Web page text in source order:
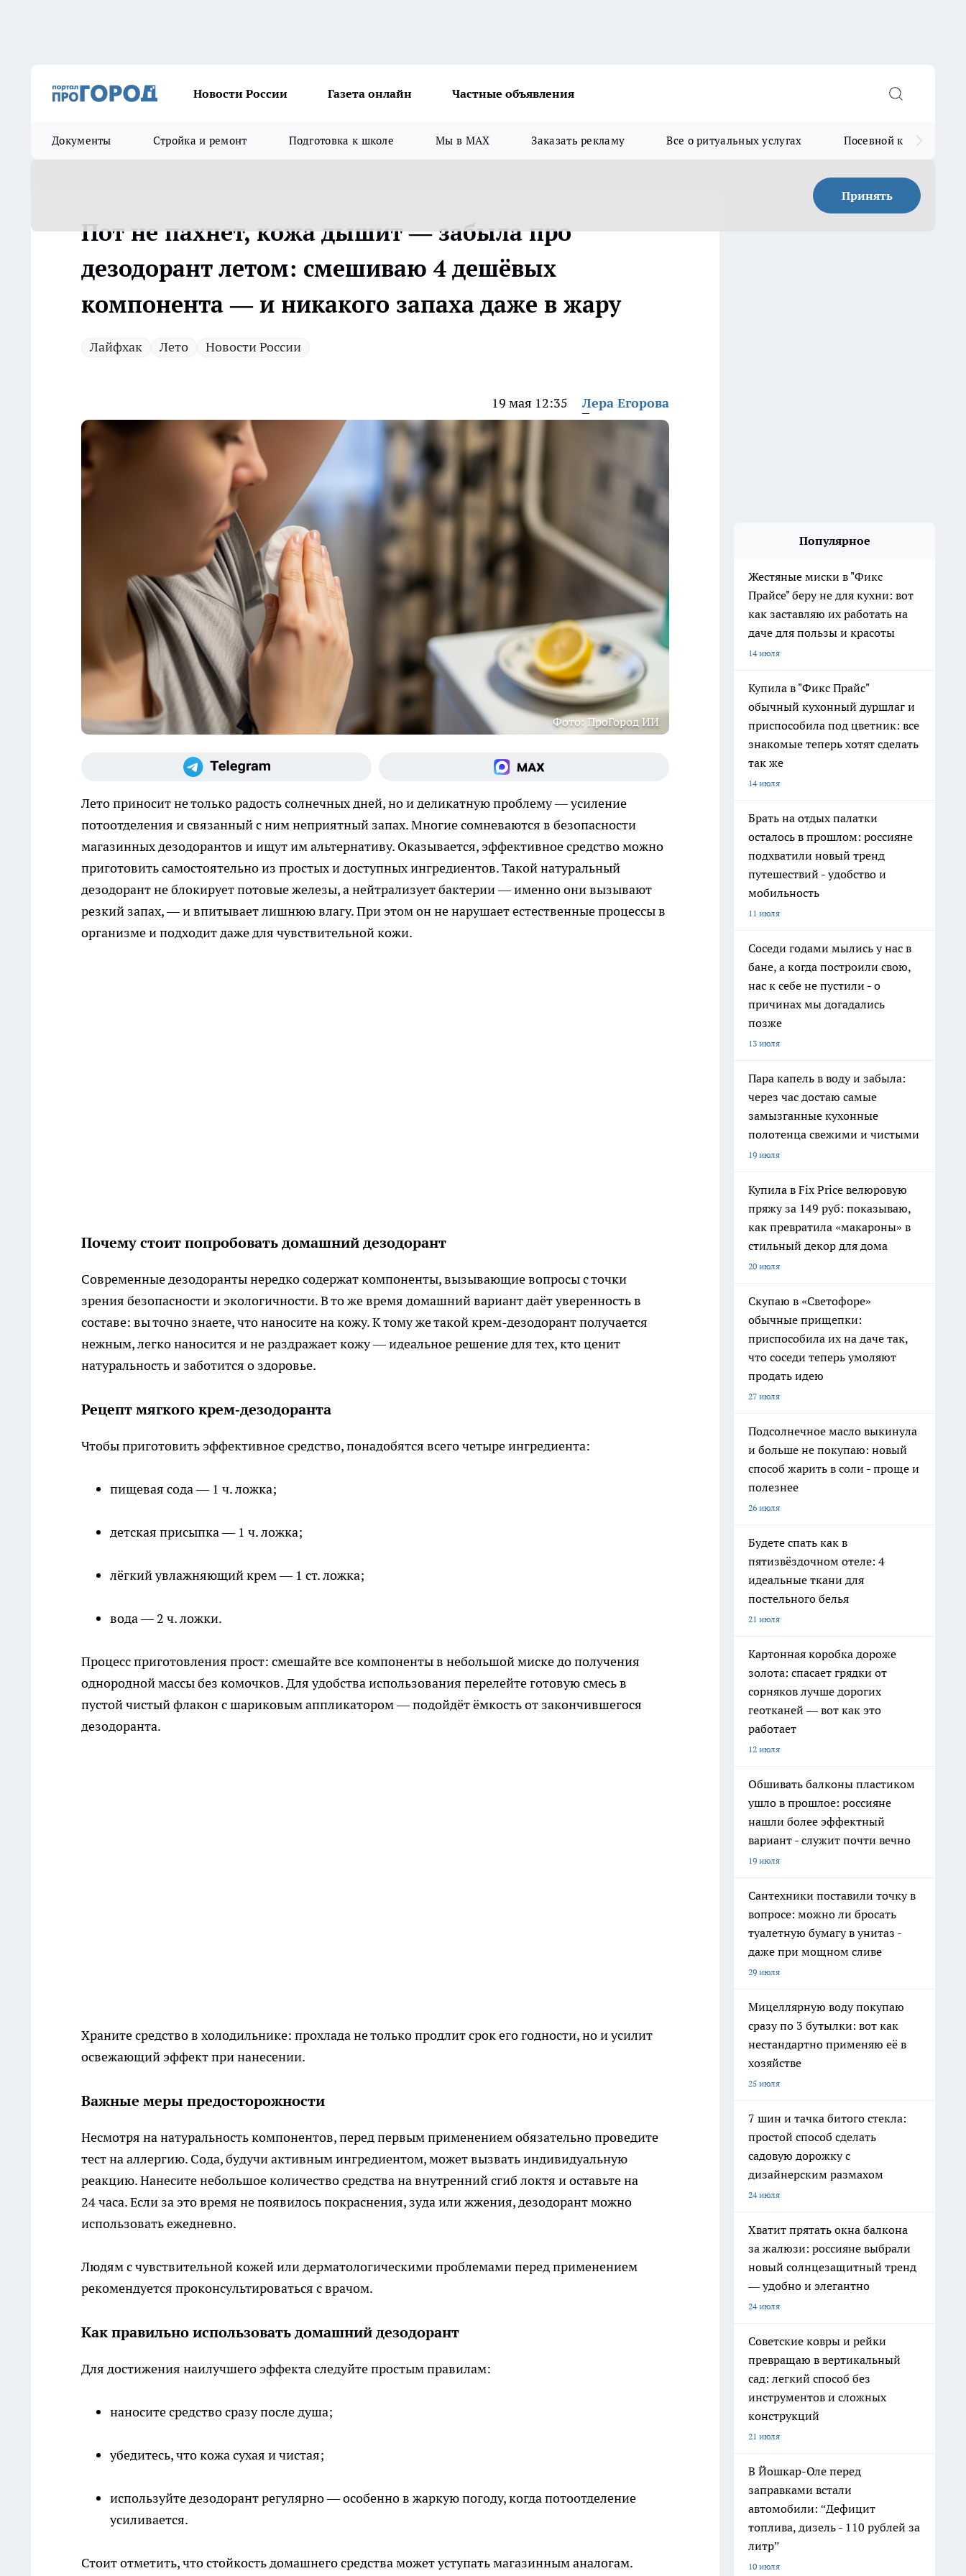
Новости России Газета онлайн Частные объявления
Документы Стройка и ремонт Подготовка к школе Мы в MAX Заказать рекламу Все о ритуальных услугах Посевной календарь
Принять
Пот не пахнет, кожа дышит — забыла про
дезодорант летом: смешиваю 4 дешёвых
компонента — и никакого запаха даже в жару
Лайфхак Лето Новости России
19 мая 12:35 Лера Егорова
Фото: ПроГород ИИ
Лето приносит не только радость солнечных дней, но и деликатную проблему — усиление
потоотделения и связанный с ним неприятный запах. Многие сомневаются в безопасности
магазинных дезодорантов и ищут им альтернативу. Оказывается, эффективное средство можно
приготовить самостоятельно из простых и доступных ингредиентов. Такой натуральный
дезодорант не блокирует потовые железы, а нейтрализует бактерии — именно они вызывают
резкий запах, — и впитывает лишнюю влагу. При этом он не нарушает естественные процессы в
организме и подходит даже для чувствительной кожи.
Почему стоит попробовать домашний дезодорант
Современные дезодоранты нередко содержат компоненты, вызывающие вопросы с точки
зрения безопасности и экологичности. В то же время домашний вариант даёт уверенность в
составе: вы точно знаете, что наносите на кожу. К тому же такой крем-дезодорант получается
нежным, легко наносится и не раздражает кожу — идеальное решение для тех, кто ценит
натуральность и заботится о здоровье.
Рецепт мягкого крем‑дезодоранта
Чтобы приготовить эффективное средство, понадобятся всего четыре ингредиента:
пищевая сода — 1 ч. ложка;
детская присыпка — 1 ч. ложка;
лёгкий увлажняющий крем — 1 ст. ложка;
вода — 2 ч. ложки.
Процесс приготовления прост: смешайте все компоненты в небольшой миске до получения
однородной массы без комочков. Для удобства использования перелейте готовую смесь в
пустой чистый флакон с шариковым аппликатором — подойдёт ёмкость от закончившегося
дезодоранта.
Храните средство в холодильнике: прохлада не только продлит срок его годности, но и усилит
освежающий эффект при нанесении.
Важные меры предосторожности
Несмотря на натуральность компонентов, перед первым применением обязательно проведите
тест на аллергию. Сода, будучи активным ингредиентом, может вызвать индивидуальную
реакцию. Нанесите небольшое количество средства на внутренний сгиб локтя и оставьте на
24 часа. Если за это время не появилось покраснения, зуда или жжения, дезодорант можно
использовать ежедневно.
Людям с чувствительной кожей или дерматологическими проблемами перед применением
рекомендуется проконсультироваться с врачом.
Как правильно использовать домашний дезодорант
Для достижения наилучшего эффекта следуйте простым правилам:
наносите средство сразу после душа;
убедитесь, что кожа сухая и чистая;
используйте дезодорант регулярно — особенно в жаркую погоду, когда потоотделение
усиливается.
Стоит отметить, что стойкость домашнего средства может уступать магазинным аналогам.
Популярное
Жестяные миски в "Фикс
Прайсе" беру не для кухни: вот
как заставляю их работать на
даче для пользы и красоты
14 июля
Купила в "Фикс Прайс"
обычный кухонный дуршлаг и
приспособила под цветник: все
знакомые теперь хотят сделать
так же
14 июля
Брать на отдых палатки
осталось в прошлом: россияне
подхватили новый тренд
путешествий - удобство и
мобильность
11 июля
Соседи годами мылись у нас в
бане, а когда построили свою,
нас к себе не пустили - о
причинах мы догадались
позже
13 июля
Пара капель в воду и забыла:
через час достаю самые
замызганные кухонные
полотенца свежими и чистыми
19 июля
Купила в Fix Price велюровую
пряжу за 149 руб: показываю,
как превратила «макароны» в
стильный декор для дома
20 июля
Скупаю в «Светофоре»
обычные прищепки:
приспособила их на даче так,
что соседи теперь умоляют
продать идею
27 июля
Подсолнечное масло выкинула
и больше не покупаю: новый
способ жарить в соли - проще и
полезнее
26 июля
Будете спать как в
пятизвёздочном отеле: 4
идеальные ткани для
постельного белья
21 июля
Картонная коробка дороже
золота: спасает грядки от
сорняков лучше дорогих
геотканей — вот как это
работает
12 июля
Обшивать балконы пластиком
ушло в прошлое: россияне
нашли более эффектный
вариант - служит почти вечно
19 июля
Сантехники поставили точку в
вопросе: можно ли бросать
туалетную бумагу в унитаз -
даже при мощном сливе
29 июля
Мицеллярную воду покупаю
сразу по 3 бутылки: вот как
нестандартно применяю её в
хозяйстве
25 июля
7 шин и тачка битого стекла:
простой способ сделать
садовую дорожку с
дизайнерским размахом
24 июля
Хватит прятать окна балкона
за жалюзи: россияне выбрали
новый солнцезащитный тренд
— удобно и элегантно
24 июля
Советские ковры и рейки
превращаю в вертикальный
сад: легкий способ без
инструментов и сложных
конструкций
21 июля
В Йошкар-Оле перед
заправками встали
автомобили: “Дефицит
топлива, дизель - 110 рублей за
литр”
10 июля